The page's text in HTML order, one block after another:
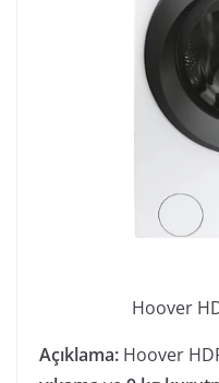
Hoover
Açıklama: Hoover